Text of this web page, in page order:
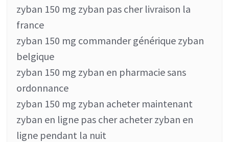
zyban 150 mg zyban pas cher livraison la
france
zyban 150 mg commander générique zyban
belgique
zyban 150 mg zyban en pharmacie sans
ordonnance
zyban 150 mg zyban acheter maintenant
zyban en ligne pas cher acheter zyban en
ligne pendant la nuit